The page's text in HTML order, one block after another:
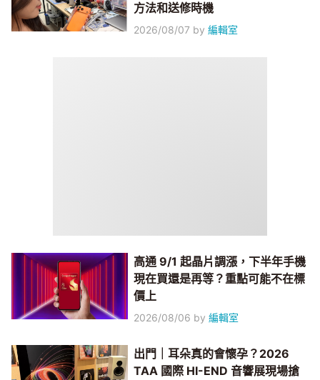
方法和送修時機
2026/08/07 by編輯室
高通 9/1 起晶片調漲，下半年手機
現在買還是再等？重點可能不在標
價上
2026/08/06 by編輯室
出門｜耳朵真的會懷孕？2026
TAA 國際 HI-END 音響展現場搶